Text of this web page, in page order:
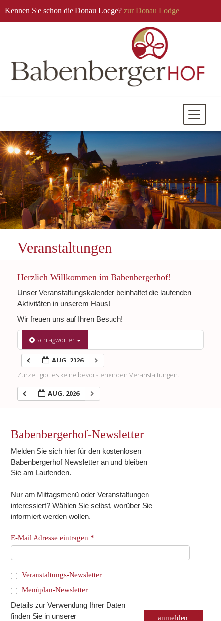
Kennen Sie schon die Donau Lodge? zur Donau Lodge
Mobile
Veranstaltungen
Herzlich Willkommen im Babenbergerhof!
Unser Veranstaltungskalender beinhaltet die laufenden
Aktivitäten in unserem Haus!
Wir freuen uns auf Ihren Besuch!
Schlagwörter
AUG. 2026
Zurzeit gibt es keine bevorstehenden Veranstaltungen.
AUG. 2026
Babenbergerhof-Newsletter
Melden Sie sich hier für den kostenlosen
Babenbergerhof Newsletter an und bleiben
Sie am Laufenden.
Nur am Mittagsmenü oder Veranstaltungen
interessiert? Wählen Sie selbst, worüber Sie
informiert werden wollen.
E-Mail Adresse eintragen*
Veranstaltungs-Newsletter
Menüplan-Newsletter
Details zur Verwendung Ihrer Daten
finden Sie in unserer